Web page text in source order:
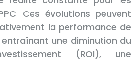
Ces évolutions peuvent
la performance de
une diminution du
(ROI), une